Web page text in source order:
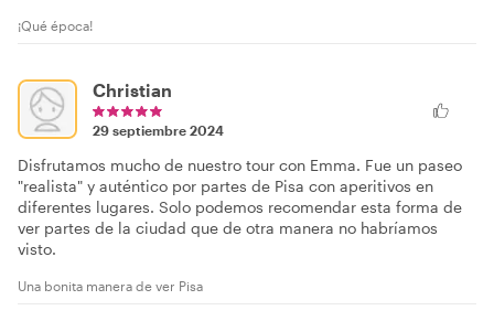
¡Qué época!
Christian
29 septiembre 2024
Disfrutamos mucho de nuestro tour con Emma. Fue un paseo
"realista" y auténtico por partes de Pisa con aperitivos en
diferentes lugares. Solo podemos recomendar esta forma de
ver partes de la ciudad que de otra manera no habríamos
visto.
Una bonita manera de ver Pisa